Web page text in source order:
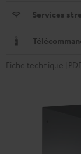
Services
Fiche technique